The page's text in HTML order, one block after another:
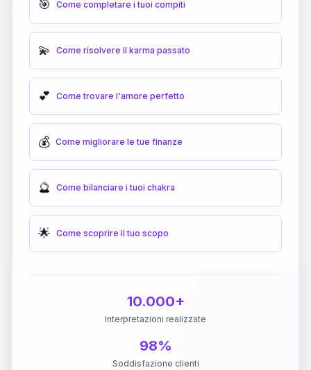
🎯 Come completare i tuoi compiti
💫 Come risolvere il karma passato
💕 Come trovare l'amore perfetto
💰 Come migliorare le tue finanze
🔮 Come bilanciare i tuoi chakra
🌟 Come scoprire il tuo scopo
10.000+
Interpretazioni realizzate
98%
Soddisfazione clienti